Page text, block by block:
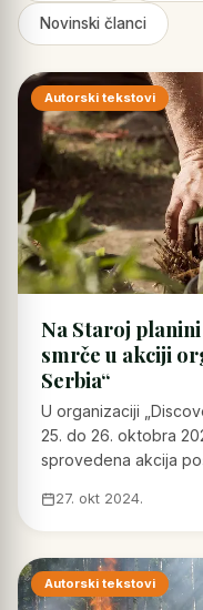
Novinski članci
Autorski tekstovi
Na Staroj
smrče u akciji
Serbia“
U organizaciji
25. do 26. oktobra
sprovedena akcija
27. okt 2024.
Autorski tekstovi